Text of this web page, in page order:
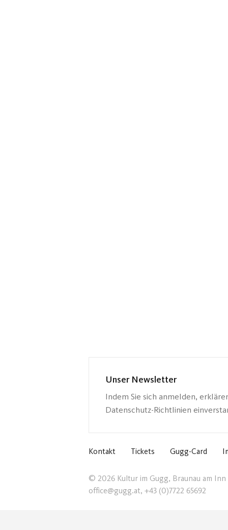
Unser Newsletter
Indem Sie sich anmelden,
Datenschutz-Richtlinien
Kontakt Tickets Gugg-Card
© 2026 Kultur im Gugg, Braunau am Inn
office@gugg.at, +43 (0)7722 65692